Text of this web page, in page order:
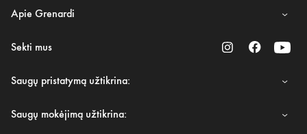
Apie Grenardi
Sekti mus
Saugų pristatymą užtikrina:
Saugų mokėjimą užtikrina: